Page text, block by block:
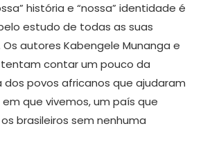
história e “nossa” identidade é
estudo de todas as suas
autores Kabengele Munanga e
tentam contar um pouco da
dos povos africanos que ajudaram
em que vivemos, um país que
brasileiros sem nenhuma